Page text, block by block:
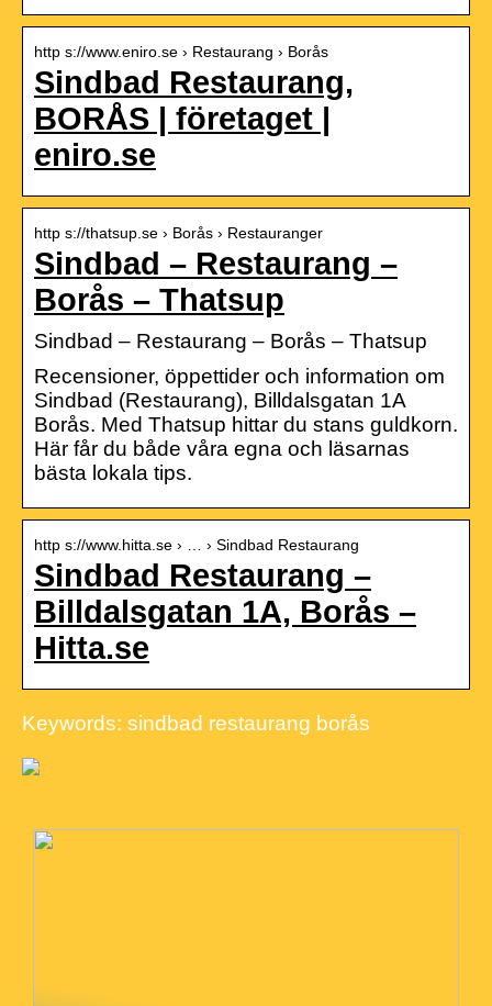
http s://www.eniro.se › Restaurang › Borås
Sindbad Restaurang,
BORÅS | företaget |
eniro.se
http s://thatsup.se › Borås › Restauranger
Sindbad – Restaurang –
Borås – Thatsup
Sindbad – Restaurang – Borås – Thatsup
Recensioner, öppettider och information om
Sindbad (Restaurang), Billdalsgatan 1A
Borås. Med Thatsup hittar du stans guldkorn.
Här får du både våra egna och läsarnas
bästa lokala tips.
http s://www.hitta.se › … › Sindbad Restaurang
Sindbad Restaurang –
Billdalsgatan 1A, Borås –
Hitta.se
Keywords: sindbad restaurang borås